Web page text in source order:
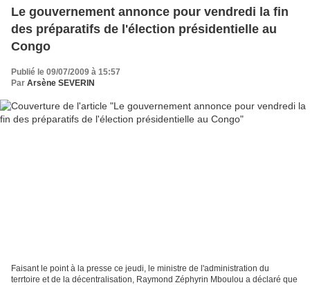
Le gouvernement annonce pour vendredi la fin
des préparatifs de l'élection présidentielle au
Congo
Publié le 09/07/2009 à 15:57
Par Arsène SEVERIN
Faisant le point à la presse ce jeudi, le ministre de l'administration du
terrtoire et de la décentralisation, Raymond Zéphyrin Mboulou a déclaré que